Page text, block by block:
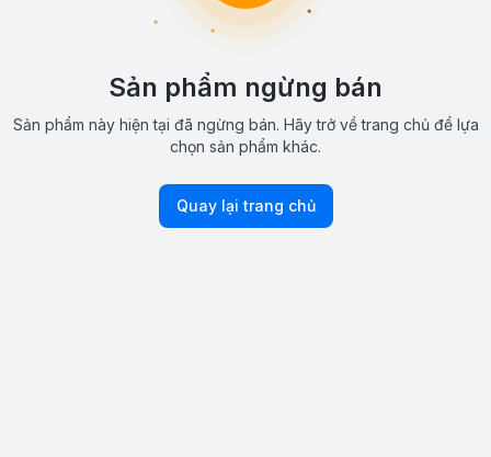
Sản phẩm ngừng bán
Sản phẩm này hiện tại đã ngừng bán. Hãy trở về trang chủ để lựa
chọn sản phẩm khác.
Quay lại trang chủ